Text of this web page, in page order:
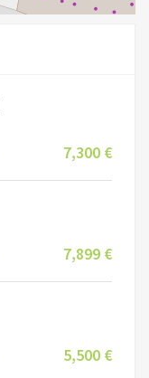
7,300 €
7,899 €
5,500 €